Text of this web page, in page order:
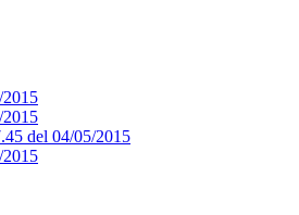
del 04/05/2015